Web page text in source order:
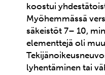
koostui
Myöhemmässä
säkeistöt 7– 10,
elementtejä oli
lyhentäminen tai